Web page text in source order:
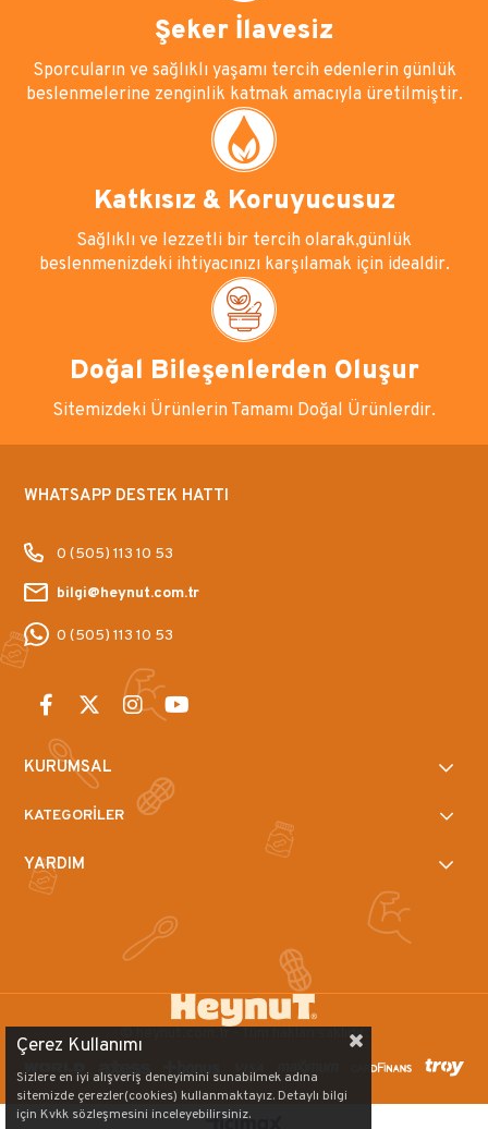
Şeker İlavesiz
Sporcuların ve sağlıklı yaşamı tercih edenlerin günlük
beslenmelerine zenginlik katmak amacıyla üretilmiştir.
Katkısız & Koruyucusuz
Sağlıklı ve lezzetli bir tercih olarak,günlük
beslenmenizdeki ihtiyacınızı karşılamak için idealdir.
Doğal Bileşenlerden Oluşur
Sitemizdeki Ürünlerin Tamamı Doğal Ürünlerdir.
WHATSAPP DESTEK HATTI
0 (505) 113 10 53
bilgi@heynut.com.tr
0 (505) 113 10 53
KURUMSAL
KATEGORİLER
YARDIM
© heynut.com.tr - Tüm hakları saklıdır.
Çerez Kullanımı
Sizlere en iyi alışveriş deneyimini sunabilmek adına
sitemizde çerezler(cookies) kullanmaktayız. Detaylı bilgi
için Kvkk sözleşmesini inceleyebilirsiniz.